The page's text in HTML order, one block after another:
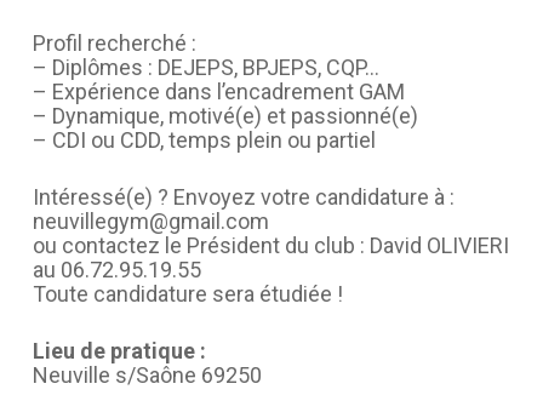
Profil recherché :
– Diplômes : DEJEPS, BPJEPS, CQP…
– Expérience dans l’encadrement GAM
– Dynamique, motivé(e) et passionné(e)
– CDI ou CDD, temps plein ou partiel
Intéressé(e) ? Envoyez votre candidature à :
neuvillegym@gmail.com
ou contactez le Président du club : David OLIVIERI
au 06.72.95.19.55
Toute candidature sera étudiée !
Lieu de pratique :
Neuville s/Saône 69250